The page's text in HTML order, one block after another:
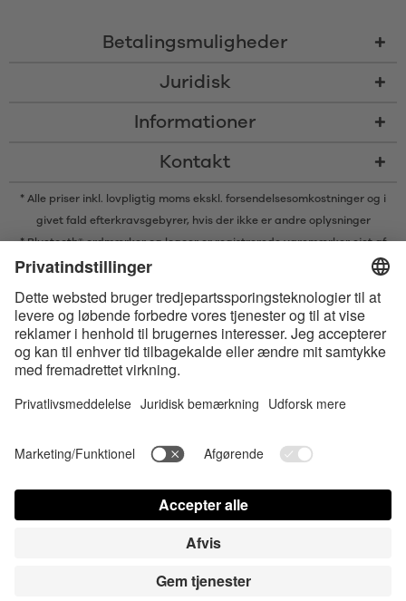
Betalingsmuligheder
Juridisk
Informationer
Kontakt
* Alle priser inkl. lovpligtig moms ekskl. forsendelsesomkostninger og i
givet fald efterkravsgebyrer, hvis der ikke er andre oplysninger
* Bluetooth® ordmærker og logoer er registrerede varemærker ejet af
Bluetooth SIG, Inc. og enhver brug af sådanne mærker af Satisfyer GmbH
Apple, Apple logoet og Apple Watch er varemærker ejet af Apple Inc.
Google Play og Google Play-logoet er varemærker, der tilhører Google
LLC.
Contact us today
Brugsvejledning Kontakt